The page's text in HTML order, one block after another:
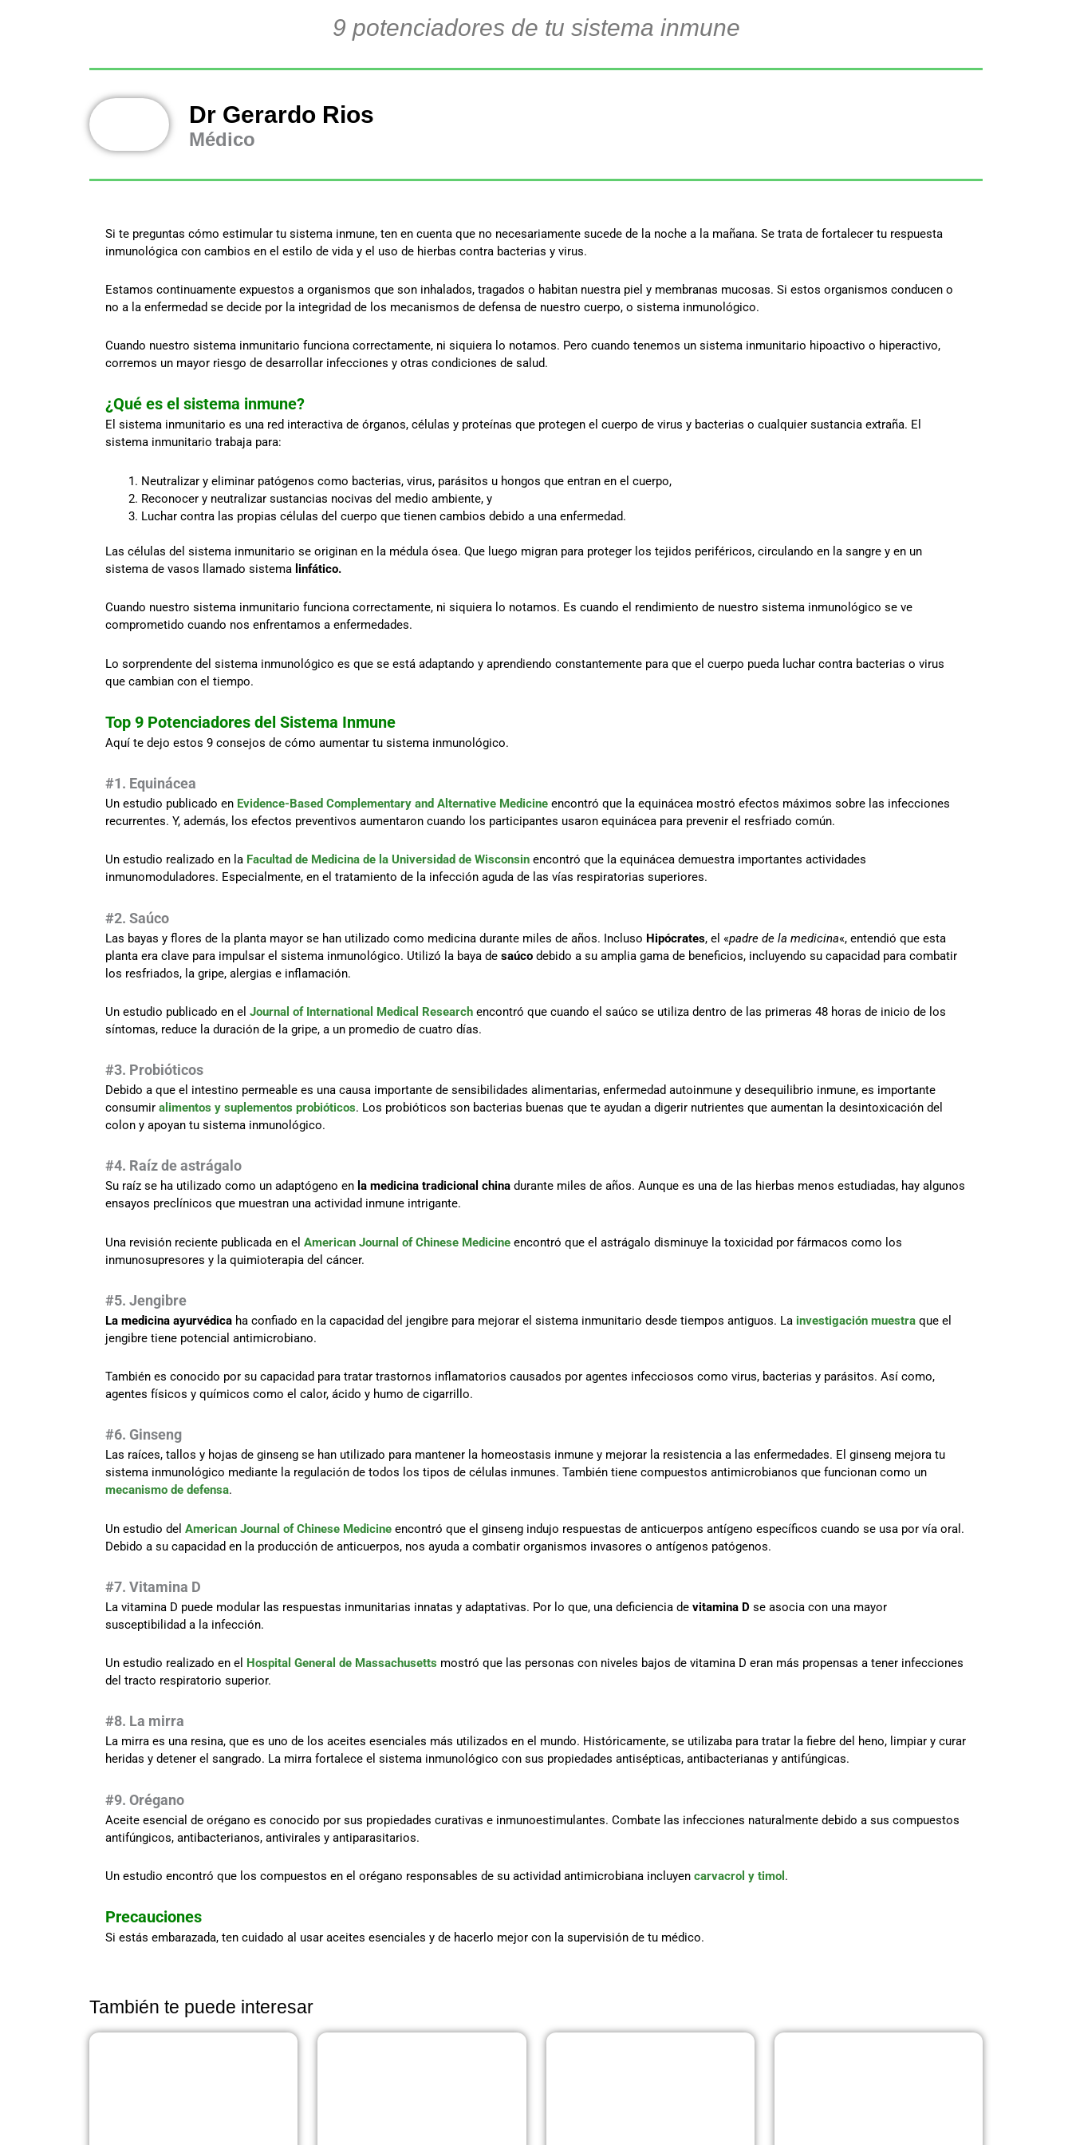
9 potenciadores de tu sistema inmune
Dr Gerardo Rios
Médico
Si te preguntas cómo estimular tu sistema inmune, ten en cuenta que no necesariamente sucede de la noche a la mañana. Se trata de fortalecer tu respuesta
inmunológica con cambios en el estilo de vida y el uso de hierbas contra bacterias y virus.
Estamos continuamente expuestos a organismos que son inhalados, tragados o habitan nuestra piel y membranas mucosas. Si estos organismos conducen o
no a la enfermedad se decide por la integridad de los mecanismos de defensa de nuestro cuerpo, o sistema inmunológico.
Cuando nuestro sistema inmunitario funciona correctamente, ni siquiera lo notamos. Pero cuando tenemos un sistema inmunitario hipoactivo o hiperactivo,
corremos un mayor riesgo de desarrollar infecciones y otras condiciones de salud.
¿Qué es el sistema inmune?
El sistema inmunitario es una red interactiva de órganos, células y proteínas que protegen el cuerpo de virus y bacterias o cualquier sustancia extraña. El
sistema inmunitario trabaja para:
Neutralizar y eliminar patógenos como bacterias, virus, parásitos u hongos que entran en el cuerpo,
Reconocer y neutralizar sustancias nocivas del medio ambiente, y
Luchar contra las propias células del cuerpo que tienen cambios debido a una enfermedad.
Las células del sistema inmunitario se originan en la médula ósea. Que luego migran para proteger los tejidos periféricos, circulando en la sangre y en un
sistema de vasos llamado sistema linfático.
Cuando nuestro sistema inmunitario funciona correctamente, ni siquiera lo notamos. Es cuando el rendimiento de nuestro sistema inmunológico se ve
comprometido cuando nos enfrentamos a enfermedades.
Lo sorprendente del sistema inmunológico es que se está adaptando y aprendiendo constantemente para que el cuerpo pueda luchar contra bacterias o virus
que cambian con el tiempo.
Top 9 Potenciadores del Sistema Inmune
Aquí te dejo estos 9 consejos de cómo aumentar tu sistema inmunológico.
#1. Equinácea
Un estudio publicado en Evidence-Based Complementary and Alternative Medicine encontró que la equinácea mostró efectos máximos sobre las infecciones
recurrentes. Y, además, los efectos preventivos aumentaron cuando los participantes usaron equinácea para prevenir el resfriado común.
Un estudio realizado en la Facultad de Medicina de la Universidad de Wisconsin encontró que la equinácea demuestra importantes actividades
inmunomoduladores. Especialmente, en el tratamiento de la infección aguda de las vías respiratorias superiores.
#2. Saúco
Las bayas y flores de la planta mayor se han utilizado como medicina durante miles de años. Incluso Hipócrates, el «padre de la medicina«, entendió que esta
planta era clave para impulsar el sistema inmunológico. Utilizó la baya de saúco debido a su amplia gama de beneficios, incluyendo su capacidad para combatir
los resfriados, la gripe, alergias e inflamación.
Un estudio publicado en el Journal of International Medical Research encontró que cuando el saúco se utiliza dentro de las primeras 48 horas de inicio de los
síntomas, reduce la duración de la gripe, a un promedio de cuatro días.
#3. Probióticos
Debido a que el intestino permeable es una causa importante de sensibilidades alimentarias, enfermedad autoinmune y desequilibrio inmune, es importante
consumir alimentos y suplementos probióticos. Los probióticos son bacterias buenas que te ayudan a digerir nutrientes que aumentan la desintoxicación del
colon y apoyan tu sistema inmunológico.
#4. Raíz de astrágalo
Su raíz se ha utilizado como un adaptógeno en la medicina tradicional china durante miles de años. Aunque es una de las hierbas menos estudiadas, hay algunos
ensayos preclínicos que muestran una actividad inmune intrigante.
Una revisión reciente publicada en el American Journal of Chinese Medicine encontró que el astrágalo disminuye la toxicidad por fármacos como los
inmunosupresores y la quimioterapia del cáncer.
#5. Jengibre
La medicina ayurvédica ha confiado en la capacidad del jengibre para mejorar el sistema inmunitario desde tiempos antiguos. La investigación muestra que el
jengibre tiene potencial antimicrobiano.
También es conocido por su capacidad para tratar trastornos inflamatorios causados por agentes infecciosos como virus, bacterias y parásitos. Así como,
agentes físicos y químicos como el calor, ácido y humo de cigarrillo.
#6. Ginseng
Las raíces, tallos y hojas de ginseng se han utilizado para mantener la homeostasis inmune y mejorar la resistencia a las enfermedades. El ginseng mejora tu
sistema inmunológico mediante la regulación de todos los tipos de células inmunes. También tiene compuestos antimicrobianos que funcionan como un
mecanismo de defensa.
Un estudio del American Journal of Chinese Medicine encontró que el ginseng indujo respuestas de anticuerpos antígeno específicos cuando se usa por vía oral.
Debido a su capacidad en la producción de anticuerpos, nos ayuda a combatir organismos invasores o antígenos patógenos.
#7. Vitamina D
La vitamina D puede modular las respuestas inmunitarias innatas y adaptativas. Por lo que, una deficiencia de vitamina D se asocia con una mayor
susceptibilidad a la infección.
Un estudio realizado en el Hospital General de Massachusetts mostró que las personas con niveles bajos de vitamina D eran más propensas a tener infecciones
del tracto respiratorio superior.
#8. La mirra
La mirra es una resina, que es uno de los aceites esenciales más utilizados en el mundo. Históricamente, se utilizaba para tratar la fiebre del heno, limpiar y curar
heridas y detener el sangrado. La mirra fortalece el sistema inmunológico con sus propiedades antisépticas, antibacterianas y antifúngicas.
#9. Orégano
Aceite esencial de orégano es conocido por sus propiedades curativas e inmunoestimulantes. Combate las infecciones naturalmente debido a sus compuestos
antifúngicos, antibacterianos, antivirales y antiparasitarios.
Un estudio encontró que los compuestos en el orégano responsables de su actividad antimicrobiana incluyen carvacrol y timol .
Precauciones
Si estás embarazada, ten cuidado al usar aceites esenciales y de hacerlo mejor con la supervisión de tu médico.
También te puede interesar
PáginaPáginaPágina